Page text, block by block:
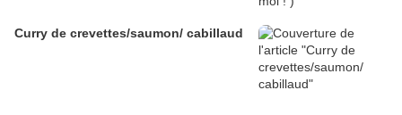
Curry de crevettes/saumon/ cabillaud